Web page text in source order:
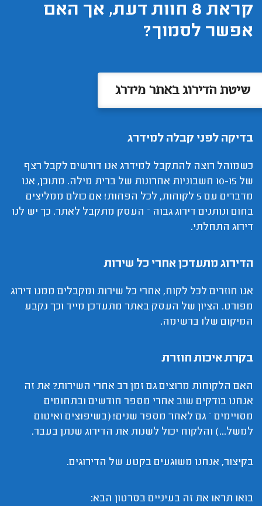
קראת 8 חוות דעת, אך האם
אפשר לסמוך?
שיטת הדירוג באתר מידרג
בדיקה לפני קבלה למידרג
כשמוהל רוצה להתקבל למידרג אנו דורשים לקבל רצף
של 10-15 חשבוניות אחרונות של ברית מילה. מתוכן, אנו
מדברים עם 5 לקוחות, לכל הפחות! אם כולם ממליצים
בחום ונותנים דירוג גבוה – העסק מתקבל לאתר. כך יש לנו
דירוג התחלתי.
הדירוג מתעדכן אחרי כל שירות
אנו חוזרים לכל לקוח, אחרי כל שירות ומקבלים ממנו דירוג
מפורט. הציון של העסק באתר מתעדכן מייד וכך נקבע
המיקום שלו ברשימה.
בקרת איכות חוזרת
האם הלקוחות מרוצים גם זמן רב אחרי השירות? את זה
אנחנו בודקים שוב אחרי מספר חודשים ובתחומים
מסויימים – גם לאחר מספר שנים! (בשיפוצים ואיטום
למשל...) והלקוח יכול לשנות את הדירוג שנתן בעבר.
בקיצור, אנחנו משוגעים בקטע של הדירוגים.
בואו תראו את זה בעיניים בסרטון הבא: